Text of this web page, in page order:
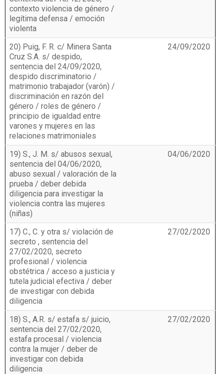
contexto violencia de género /
legítima defensa / emoción
violenta
20) Puig, F. R. c/ Minera Santa
Cruz S.A. s/ despido,
sentencia del 24/09/2020,
despido discriminatorio /
matrimonio trabajador (varón) /
discriminación en razón del
género / roles de género /
principio de igualdad entre
varones y mujeres en las
relaciones matrimoniales
24/09/2020
19) S., J. M. s/ abusos sexual,
sentencia del 04/06/2020,
abuso sexual / valoración de la
prueba / deber debida
diligencia para investigar la
violencia contra las mujeres
(niñas)
04/06/2020
17) C., C. y otra s/ violación de
secreto , sentencia del
27/02/2020, secreto
profesional / violencia
obstétrica / acceso a justicia y
tutela judicial efectiva / deber
de investigar con debida
diligencia
27/02/2020
18) S., A.R. s/ estafa s/ juicio,
sentencia del 27/02/2020,
estafa procesal / violencia
contra la mujer / deber de
investigar con debida
diligencia
27/02/2020